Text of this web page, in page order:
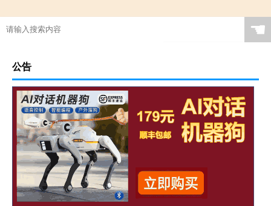
☚
公告